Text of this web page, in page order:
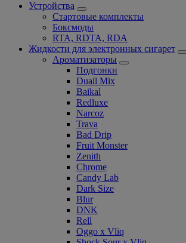
Устройства
Стартовые комплекты
Боксмоды
RTA, RDTA, RDA
Жидкости для электронных сигарет
Ароматизаторы
Подгонки
Duall Mix
Baikal
Redluxe
Narcoz
Trava
Bad Drip
Fruit Monster
Zenith
Chrome
Candy Lab
Dark Size
Blur
DNK
Rell
Oggo x Vliq